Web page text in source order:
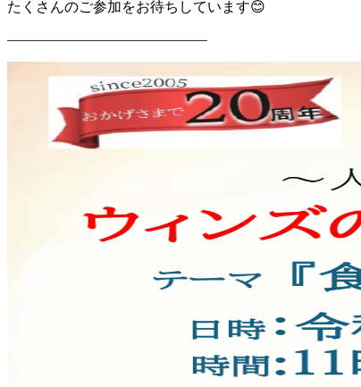
たくさんのご参加をお待ちしています😊
――――――――――――――